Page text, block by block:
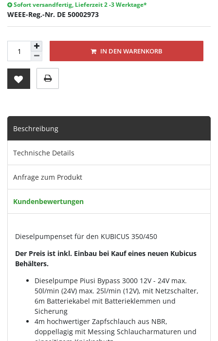
Sofort versandfertig, Lieferzeit 2 -3 Werktage*
WEEE-Reg.-Nr. DE 50002973
IN DEN WARENKORB
Beschreibung
Technische Details
Anfrage zum Produkt
Kundenbewertungen
Dieselpumpenset für den KUBICUS 350/450
Der Preis ist inkl. Einbau bei Kauf eines neuen Kubicus
Behälters.
Dieselpumpe Piusi Bypass 3000 12V - 24V max.
50l/min (24V) max. 25l/min (12V), mit Netzschalter,
6m Batteriekabel mit Batterieklemmen und
Sicherung
4m hochwertiger Zapfschlauch aus NBR,
doppellagig mit Messing Schlaucharmaturen und